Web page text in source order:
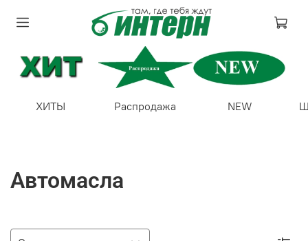
ХИТЫ Распродажа NEW
Автомасла